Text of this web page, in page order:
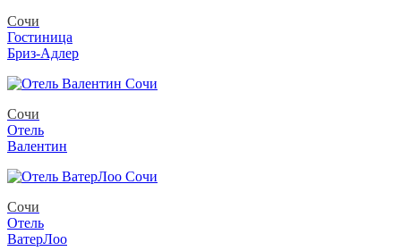
Сочи
Гостиница
Бриз-Адлер
Сочи
Отель
Валентин
Сочи
Отель
ВатерЛоо